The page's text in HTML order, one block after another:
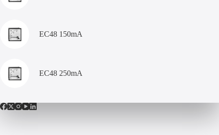
EC48 150mA
EC48 250mA